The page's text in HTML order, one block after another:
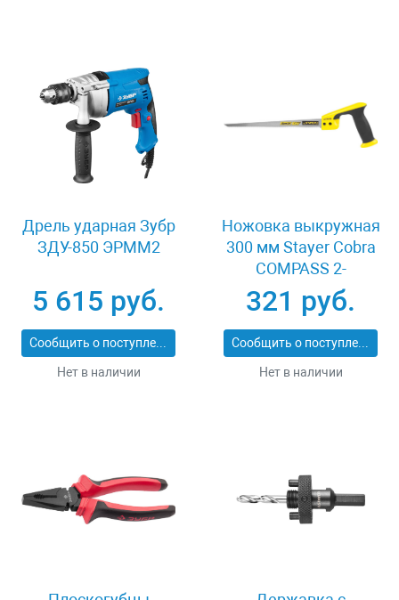
Дрель ударная Зубр
ЗДУ-850 ЭРММ2
5 615 руб.
Сообщить о поступлении
Нет в наличии
Ножовка выкружная
300 мм Stayer Cobra
COMPASS 2-
15087_z02
321 руб.
Сообщить о поступлении
Нет в наличии